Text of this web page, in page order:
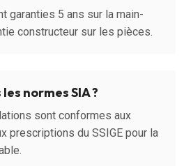
garanties 5 ans sur la main-
constructeur sur les pièces.
normes SIA ?
sont conformes aux
prescriptions du SSIGE pour la